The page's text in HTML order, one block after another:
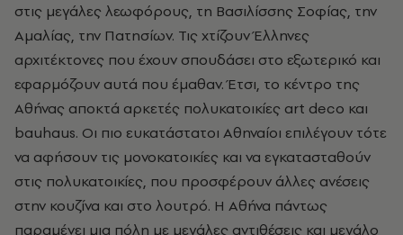
στις μεγάλες λεωφόρους, τη Βασιλίσσης Σοφίας, την
Αμαλίας, την Πατησίων. Τις χτίζουν Έλληνες
αρχιτέκτονες που έχουν σπουδάσει στο εξωτερικό και
εφαρμόζουν αυτά που έμαθαν. Έτσι, το κέντρο της
Αθήνας αποκτά αρκετές πολυκατοικίες αrt deco και
bauhaus. Οι πιο ευκατάστατοι Αθηναίοι επιλέγουν τότε
να αφήσουν τις μονοκατοικίες και να εγκατασταθούν
στις πολυκατοικίες, που προσφέρουν άλλες ανέσεις
στην κουζίνα και στο λουτρό. Η Αθήνα πάντως
παραμένει μια πόλη με μεγάλες αντιθέσεις και μεγάλο